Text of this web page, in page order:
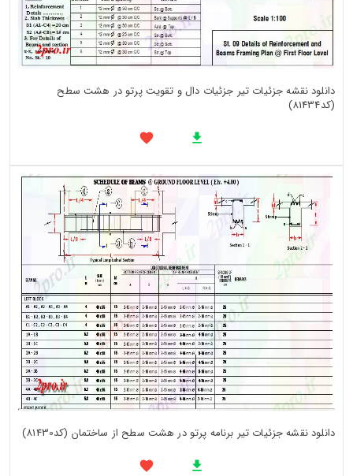
دانلود نقشه جزئیات تیر جزئیات دال و تقویت پرتو در هشت سطح
(کد81434)
دانلود نقشه جزئیات تیر برنامه پرتو در هشت سطح از ساختمان (کد81430)